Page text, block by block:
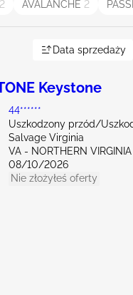
2 AVALANCHE 2
Data sprzedaży
Keystone
44******
Uszkodzony przód/
Salvage Virginia
VA - NORTHERN VIRGINIA
08/10/2026
Nie złożyłeś oferty